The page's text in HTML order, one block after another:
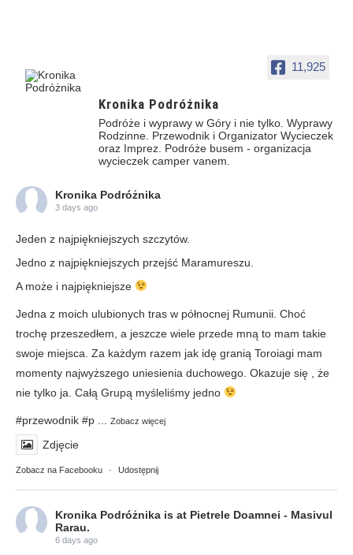
11,925
Kronika Podróżnika
Podróże i wyprawy w Góry i nie tylko. Wyprawy
Rodzinne. Przewodnik i Organizator Wycieczek
oraz Imprez. Podróże busem - organizacja
wycieczek camper vanem.
Kronika Podróżnika
3 days ago
Jeden z najpiękniejszych szczytów.
Jedno z najpiękniejszych przejść Maramureszu.
A może i najpiękniejsze
Jedna z moich ulubionych tras w północnej Rumunii. Choć
trochę przeszedłem, a jeszcze wiele przede mną to mam takie
swoje miejsca. Za każdym razem jak idę granią Toroiagi mam
momenty najwyższego uniesienia duchowego. Okazuje się , że
nie tylko ja. Całą Grupą myśleliśmy jedno
#przewodnik #p Zobacz więcej
Zdjęcie
Zobacz na Facebooku · Udostępnij
Kronika Podróżnika is at Pietrele Doamnei - Masivul
Rarau.
6 days ago